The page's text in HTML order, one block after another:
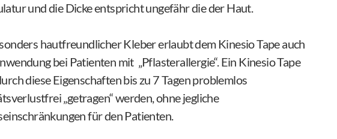
und die Dicke entspricht ungefähr die der Haut.
hautfreundlicher Kleber erlaubt dem Kinesio Tape auch
bei Patienten mit „Pflasterallergie“. Ein Kinesio Tape
diese Eigenschaften bis zu 7 Tagen problemlos
„getragen“ werden, ohne jegliche
für den Patienten.